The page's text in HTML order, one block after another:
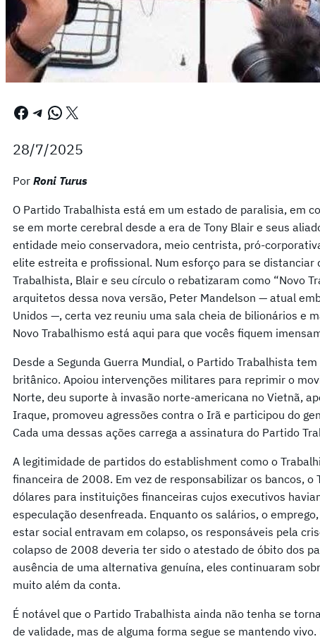
Facebook Telegram WhatsApp X
28/7/2025
Por Roni Turus
O Partido Trabalhista está em um estado de paralisia, em
se em morte cerebral desde a era de Tony Blair e seus
entidade meio conservadora, meio centrista, pró-
elite estreita e profissional. Num esforço para se distanciar
Trabalhista, Blair e seu círculo o rebatizaram como “Novo
arquitetos dessa nova versão, Peter Mandelson — atual
Unidos —, certa vez reuniu uma sala cheia de bilionários e
Novo Trabalhismo está aqui para que vocês fiquem
Desde a Segunda Guerra Mundial, o Partido Trabalhista
britânico. Apoiou intervenções militares para reprimir o
Norte, deu suporte à invasão norte-americana no Vietnã,
Iraque, promoveu agressões contra o Irã e participou do
Cada uma dessas ações carrega a assinatura do Partido
A legitimidade de partidos do establishment como o
financeira de 2008. Em vez de responsabilizar os bancos, o
dólares para instituições financeiras cujos executivos
especulação desenfreada. Enquanto os salários, o
estar social entravam em colapso, os responsáveis pela
colapso de 2008 deveria ter sido o atestado de óbito dos
ausência de uma alternativa genuína, eles continuaram
muito além da conta.
É notável que o Partido Trabalhista ainda não tenha se
de validade, mas de alguma forma segue se mantendo